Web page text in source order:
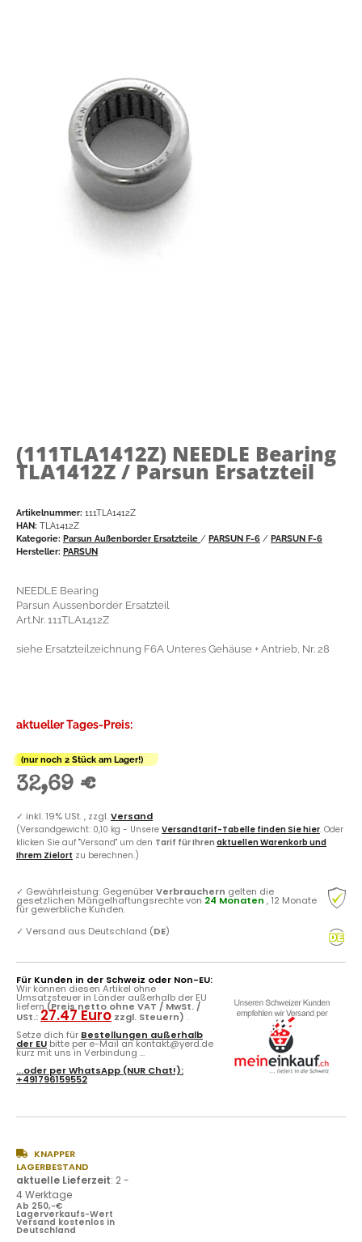
(111TLA1412Z) NEEDLE Bearing
TLA1412Z / Parsun Ersatzteil
Artikelnummer: 111TLA1412Z
HAN: TLA1412Z
Kategorie: Parsun Außenborder Ersatzteile / PARSUN F-6 / PARSUN F-6
Hersteller: PARSUN
NEEDLE Bearing
Parsun Aussenborder Ersatzteil
Art.Nr. 111TLA1412Z
siehe Ersatzteilzeichnung F6A Unteres Gehäuse + Antrieb, Nr. 28
aktueller Tages-Preis:
(nur noch 2 Stück am Lager!)
32,69 €
✓ inkl. 19% USt. , zzgl.Versand
(Versandgewicht: 0,10 kg - Unsere Versandtarif-Tabelle finden Sie hier. Oder
klicken Sie auf "Versand" um den Tarif für Ihren aktuellen Warenkorb und
Ihrem Zielort zu berechnen.)
✓ Gewährleistung: GegenüberVerbrauchern gelten die
gesetzlichen Mängelhaftungsrechte von 24 Monaten , 12 Monate
für gewerbliche Kunden.
✓ Versand aus Deutschland (DE)
Für Kunden in der Schweiz oder Non-EU:
Wir können diesen Artikel ohne
Umsatzsteuer in Länder außerhalb der EU
liefern (Preis netto ohne VAT / MwSt. /
USt.: 27.47 Euro zzgl. Steuern) .
Setze dich für Bestellungen außerhalb
der EU bitte per e-Mail an kontakt@yerd.de
kurz mit uns in Verbindung ...
...oder perWhatsApp (NUR Chat!):
+491796159552
KNAPPER
LAGERBESTAND
aktuelle Lieferzeit: 2 -
4 Werktage
Ab 250,-€
Lagerverkaufs-Wert
Versand kostenlos in
Deutschland